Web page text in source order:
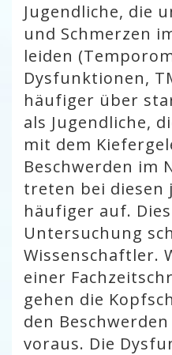
Jugendliche, die
und Schmerzen
leiden
Dysfunktionen,
häufiger über
als Jugendliche,
mit dem
Beschwerden im
treten bei diesen
häufiger auf.
Untersuchung
Wissenschaftler.
einer
gehen die
den
voraus. Die